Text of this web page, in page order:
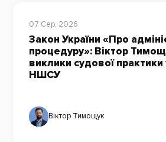
07 Сер, 2026
Закон України «Про
процедуру»: Віктор
виклики судової практики
НШСУ
Віктор Тимощук